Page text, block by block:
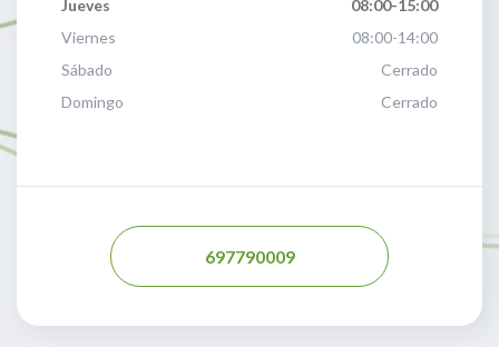
Jueves
08:00-15:00
Viernes
08:00-14:00
Sábado
Cerrado
Domingo
Cerrado
697790009